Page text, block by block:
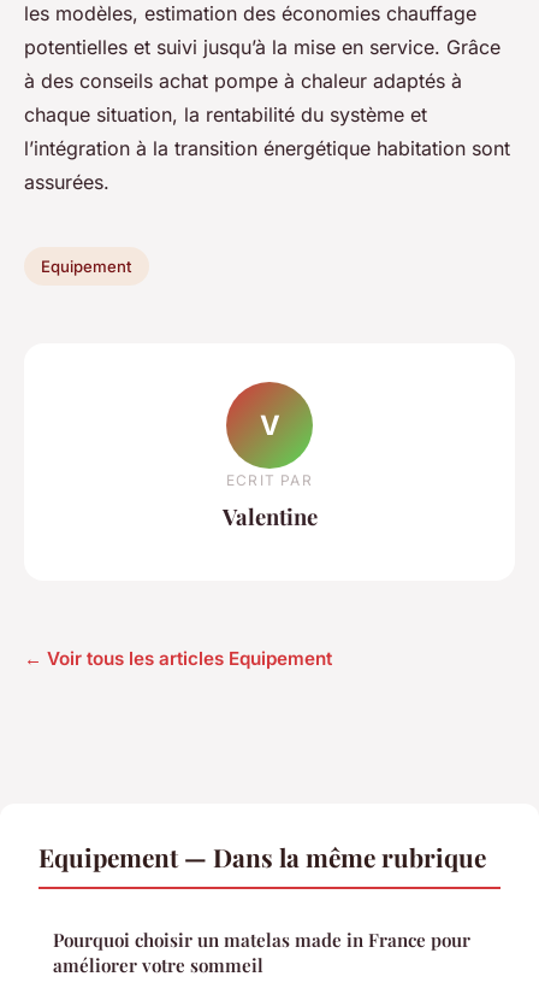
les modèles, estimation des économies chauffage
potentielles et suivi jusqu’à la mise en service. Grâce
à des conseils achat pompe à chaleur adaptés à
chaque situation, la rentabilité du système et
l’intégration à la transition énergétique habitation sont
assurées.
Equipement
V
ECRIT PAR
Valentine
← Voir tous les articles Equipement
Equipement — Dans la même rubrique
Pourquoi choisir un matelas made in France pour
améliorer votre sommeil